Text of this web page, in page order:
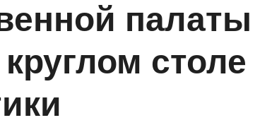
палаты
столе